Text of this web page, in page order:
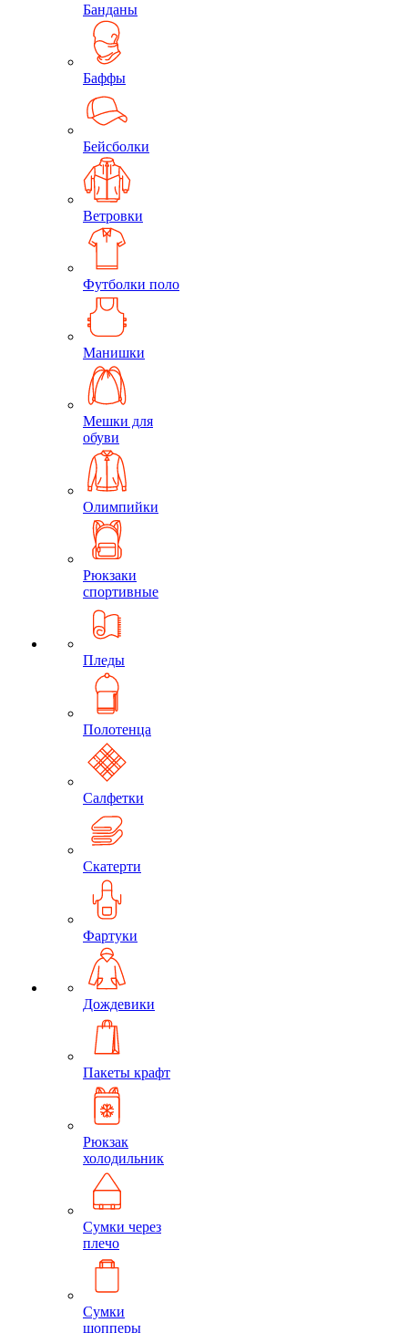
Банданы
Баффы
Бейсболки
Ветровки
Футболки поло
Манишки
Мешки для
обуви
Олимпийки
Рюкзаки
спортивные
Пледы
Полотенца
Салфетки
Скатерти
Фартуки
Дождевики
Пакеты крафт
Рюкзак
холодильник
Сумки через
плечо
Сумки
шопперы